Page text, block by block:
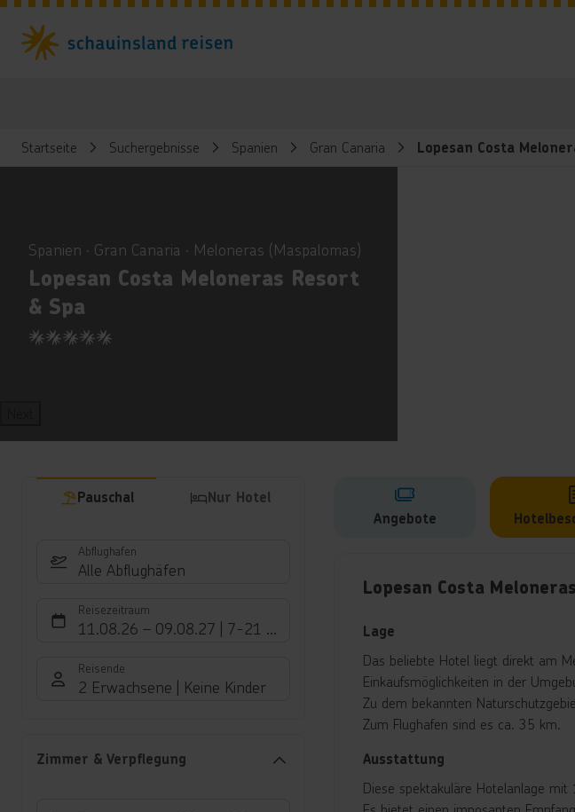
Startseite Suchergebnisse Spanien Gran Canaria Lopesan Costa
Spanien ∙ Gran Canaria ∙ Meloneras (Maspalomas)
Lopesan Costa Meloneras Resort
& Spa
5
Pauschal Nur Hotel
Abflughafen
Alle Abflughäfen
Reisezeitraum
11.08.26 – 09.08.27 7-21 Nächte
Reisende
2 Erwachsene Keine Kinder
Zimmer & Verpflegung
Angebote
Lopesan Costa
Lage
Das beliebte Hotel liegt direkt am
Einkaufsmöglichkeiten in der
Zu dem bekannten
Zum Flughafen sind es ca. 35 km.
Ausstattung
Diese spektakuläre Hotelanlage